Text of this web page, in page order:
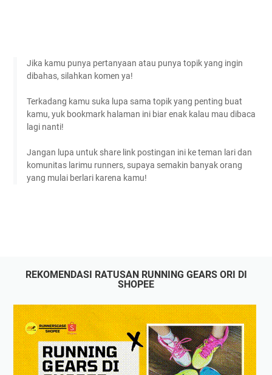
Jika kamu punya pertanyaan atau punya topik yang ingin
dibahas, silahkan komen ya!
Terkadang kamu suka lupa sama topik yang penting buat
kamu, yuk bookmark halaman ini biar enak kalau mau dibaca
lagi nanti!
Jangan lupa untuk share link postingan ini ke teman lari dan
komunitas larimu runners, supaya semakin banyak orang
yang mulai berlari karena kamu!
REKOMENDASI RATUSAN RUNNING GEARS ORI DI
SHOPEE